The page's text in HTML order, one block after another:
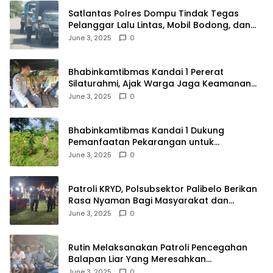
Satlantas Polres Dompu Tindak Tegas
Pelanggar Lalu Lintas, Mobil Bodong, dan
Kendaraan Tak Bayar Pajak
June 3, 2025 0
Bhabinkamtibmas Kandai 1 Pererat
Silaturahmi, Ajak Warga Jaga Keamanan
Lingkungan
June 3, 2025 0
Bhabinkamtibmas Kandai 1 Dukung
Pemanfaatan Pekarangan untuk
Ketahanan Pangan Menuju Indonesia Emas
June 3, 2025 0
Patroli KRYD, Polsubsektor Palibelo Berikan
Rasa Nyaman Bagi Masyarakat dan
Antisipasi Aksi Menjurus Premanisme
June 3, 2025 0
Rutin Melaksanakan Patroli Pencegahan
Balapan Liar Yang Meresahkan
Masyarakat, Polsek Soromandi